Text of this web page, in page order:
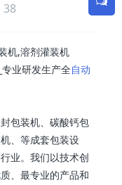
38
专业研发生产全自动
包装机、碳酸钙包
、等成套包装设
业。我们以技术创
、最专业的产品和